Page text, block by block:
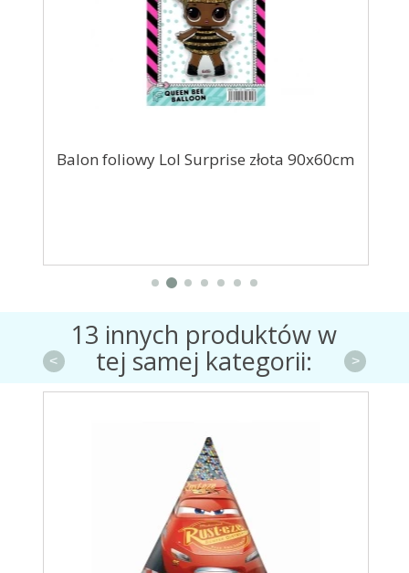
Balon foliowy Lol Surprise złota 90x60cm
13 innych produktów w
tej samej kategorii:
< >